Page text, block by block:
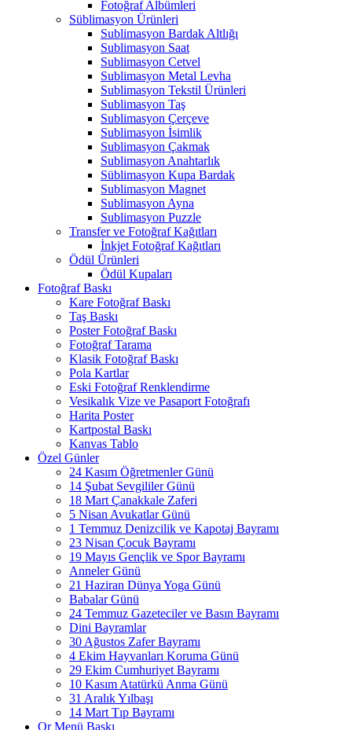
Fotoğraf Albümleri
Süblimasyon Ürünleri
Sublimasyon Bardak Altlığı
Sublimasyon Saat
Sublimasyon Cetvel
Sublimasyon Metal Levha
Sublimasyon Tekstil Ürünleri
Sublimasyon Taş
Sublimasyon Çerçeve
Sublimasyon İsimlik
Sublimasyon Çakmak
Sublimasyon Anahtarlık
Süblimasyon Kupa Bardak
Sublimasyon Magnet
Sublimasyon Ayna
Sublimasyon Puzzle
Transfer ve Fotoğraf Kağıtları
İnkjet Fotoğraf Kağıtları
Ödül Ürünleri
Ödül Kupaları
Fotoğraf Baskı
Kare Fotoğraf Baskı
Taş Baskı
Poster Fotoğraf Baskı
Fotoğraf Tarama
Klasik Fotoğraf Baskı
Pola Kartlar
Eski Fotoğraf Renklendirme
Vesikalık Vize ve Pasaport Fotoğrafı
Harita Poster
Kartpostal Baskı
Kanvas Tablo
Özel Günler
24 Kasım Öğretmenler Günü
14 Şubat Sevgililer Günü
18 Mart Çanakkale Zaferi
5 Nisan Avukatlar Günü
1 Temmuz Denizcilik ve Kapotaj Bayramı
23 Nisan Çocuk Bayramı
19 Mayıs Gençlik ve Spor Bayramı
Anneler Günü
21 Haziran Dünya Yoga Günü
Babalar Günü
24 Temmuz Gazeteciler ve Basın Bayramı
Dini Bayramlar
30 Ağustos Zafer Bayramı
4 Ekim Hayvanları Koruma Günü
29 Ekim Cumhuriyet Bayramı
10 Kasım Atatürkü Anma Günü
31 Aralık Yılbaşı
14 Mart Tıp Bayramı
Qr Menü Baskı